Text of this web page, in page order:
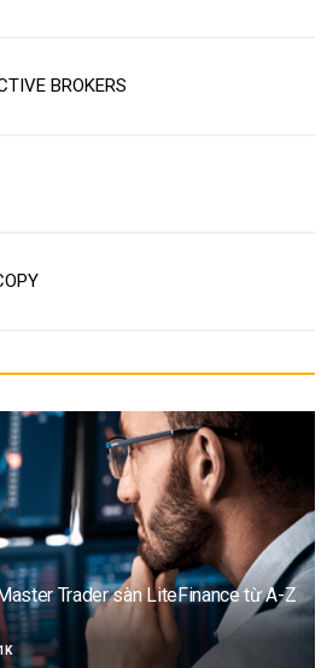
BROKERS
Trader sàn LiteFinance từ A-Z